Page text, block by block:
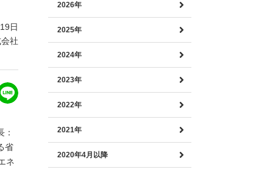
日
社
省
ネ
2026年
2025年
2024年
2023年
2022年
2021年
2020年4月以降